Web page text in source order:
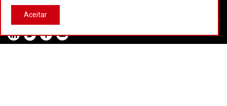
Projectos Portugal 2020
Aceitar